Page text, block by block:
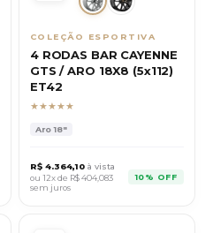
COLEÇÃO ESPORTIVA
4 RODAS BAR CAYENNE
GTS / ARO 18X8 (5x112)
ET42
★★★★★
Aro18"
R$ 4.364,10 à vista
ou 12x de R$404,083
sem juros
10% OFF